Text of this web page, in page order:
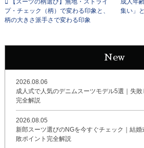
プ・チェック（柄）で変わる印象と、
柄の大きさ派手さで変わる印象
集い」
New
2026.08.06
成人式で人気のデニムスーツモデル5選｜失
完全解説
2026.08.05
新郎スーツ選びのNGを今すぐチェック｜結
敗ポイント完全解説